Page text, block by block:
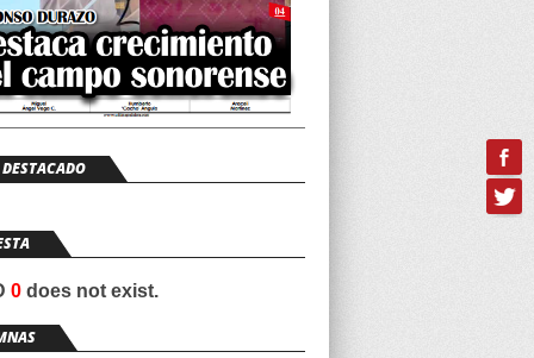
0 does not exist.